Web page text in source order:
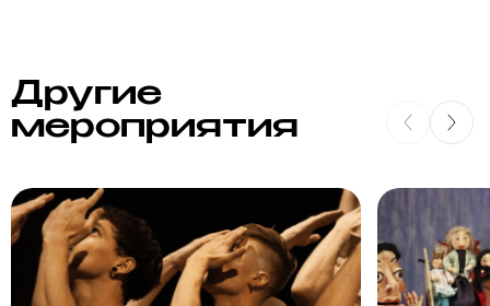
Другие
мероприятия